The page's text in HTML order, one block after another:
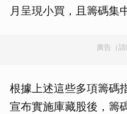
月呈現小買，且籌碼集
廣告（請
根據上述這些多項籌碼
宣布實施庫藏股後，籌